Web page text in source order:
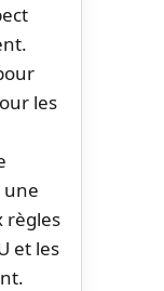
les
une
règles
et les